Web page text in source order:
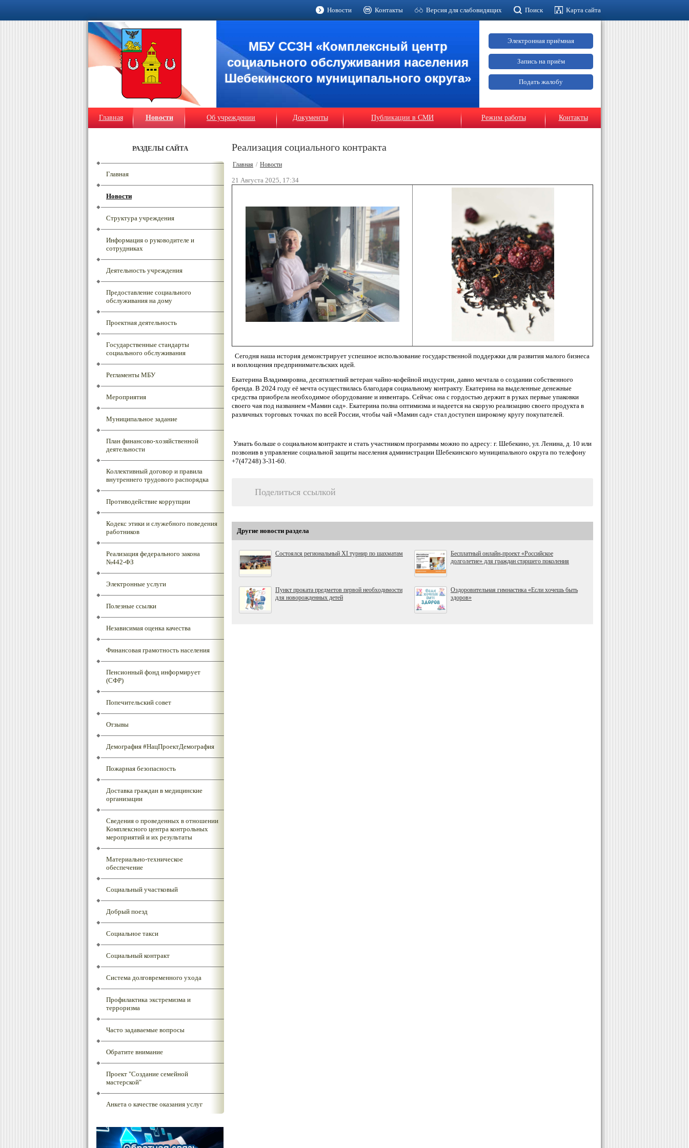
Новости Контакты Версия для слабовидящих Поиск Карта сайта
МБУ ССЗН «Комплексный центр
социального обслуживания населения
Шебекинского муниципального округа»
Электронная приёмная
Запись на приём
Подать жалобу
Главная Новости Об учреждении Документы Публикации в СМИ Режим работы Контакты
РАЗДЕЛЫ САЙТА
Главная
Новости
Структура учреждения
Информация о руководителе и
сотрудниках
Деятельность учреждения
Предоставление социального
обслуживания на дому
Проектная деятельность
Государственные стандарты
социального обслуживания
Регламенты МБУ
Мероприятия
Муниципальное задание
План финансово-хозяйственной
деятельности
Коллективный договор и правила
внутреннего трудового распорядка
Противодействие коррупции
Кодекс этики и служебного поведения
работников
Реализация федерального закона
№442-ФЗ
Электронные услуги
Полезные ссылки
Независимая оценка качества
Финансовая грамотность населения
Пенсионный фонд информирует
(СФР)
Попечительский совет
Отзывы
Демография #НацПроектДемография
Пожарная безопасность
Доставка граждан в медицинские
организации
Сведения о проведенных в отношении
Комплексного центра контрольных
мероприятий и их результаты
Материально-техническое
обеспечение
Социальный участковый
Добрый поезд
Социальное такси
Социальный контракт
Система долговременного ухода
Профилактика экстремизма и
терроризма
Часто задаваемые вопросы
Обратите внимание
Проект "Создание семейной
мастерской"
Анкета о качестве оказания услуг
Реализация социального контракта
Главная / Новости
21 Августа 2025, 17:34
Сегодня наша история демонстрирует успешное использование государственной поддержки для развития малого бизнеса
и воплощения предпринимательских идей.
Екатерина Владимировна, десятилетний ветеран чайно-кофейной индустрии, давно мечтала о создании собственного
бренда. В 2024 году её мечта осуществилась благодаря социальному контракту. Екатерина на выделенные денежные
средства приобрела необходимое оборудование и инвентарь. Сейчас она с гордостью держит в руках первые упаковки
своего чая под названием «Мамин сад». Екатерина полна оптимизма и надеется на скорую реализацию своего продукта в
различных торговых точках по всей России, чтобы чай «Мамин сад» стал доступен широкому кругу покупателей.
Узнать больше о социальном контракте и стать участником программы можно по адресу: г. Шебекино, ул. Ленина, д. 10 или
позвонив в управление социальной защиты населения администрации Шебекинского муниципального округа по телефону
+7(47248) 3-31-60.
Поделиться ссылкой
Другие новости раздела
Состоялся региональный ХI турнир по шахматам
Бесплатный онлайн-проект «Российское
долголетие» для граждан старшего поколения
Пункт проката предметов первой необходимости
для новорожденных детей
Оздоровительная гимнастика «Если хочешь быть
здоров»